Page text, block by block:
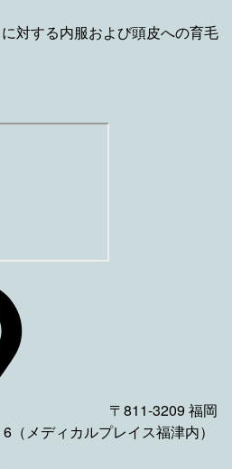
対する内服および頭皮への育毛
〒811-3209 福岡
（メディカルプレイス福津内）